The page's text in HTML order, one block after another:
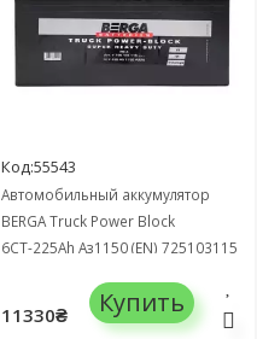
Код:55543
Автомобильный аккумулятор
BERGA Truck Power Block
6СТ-225Ah Аз1150 (EN) 725103115
11330₴ Купить